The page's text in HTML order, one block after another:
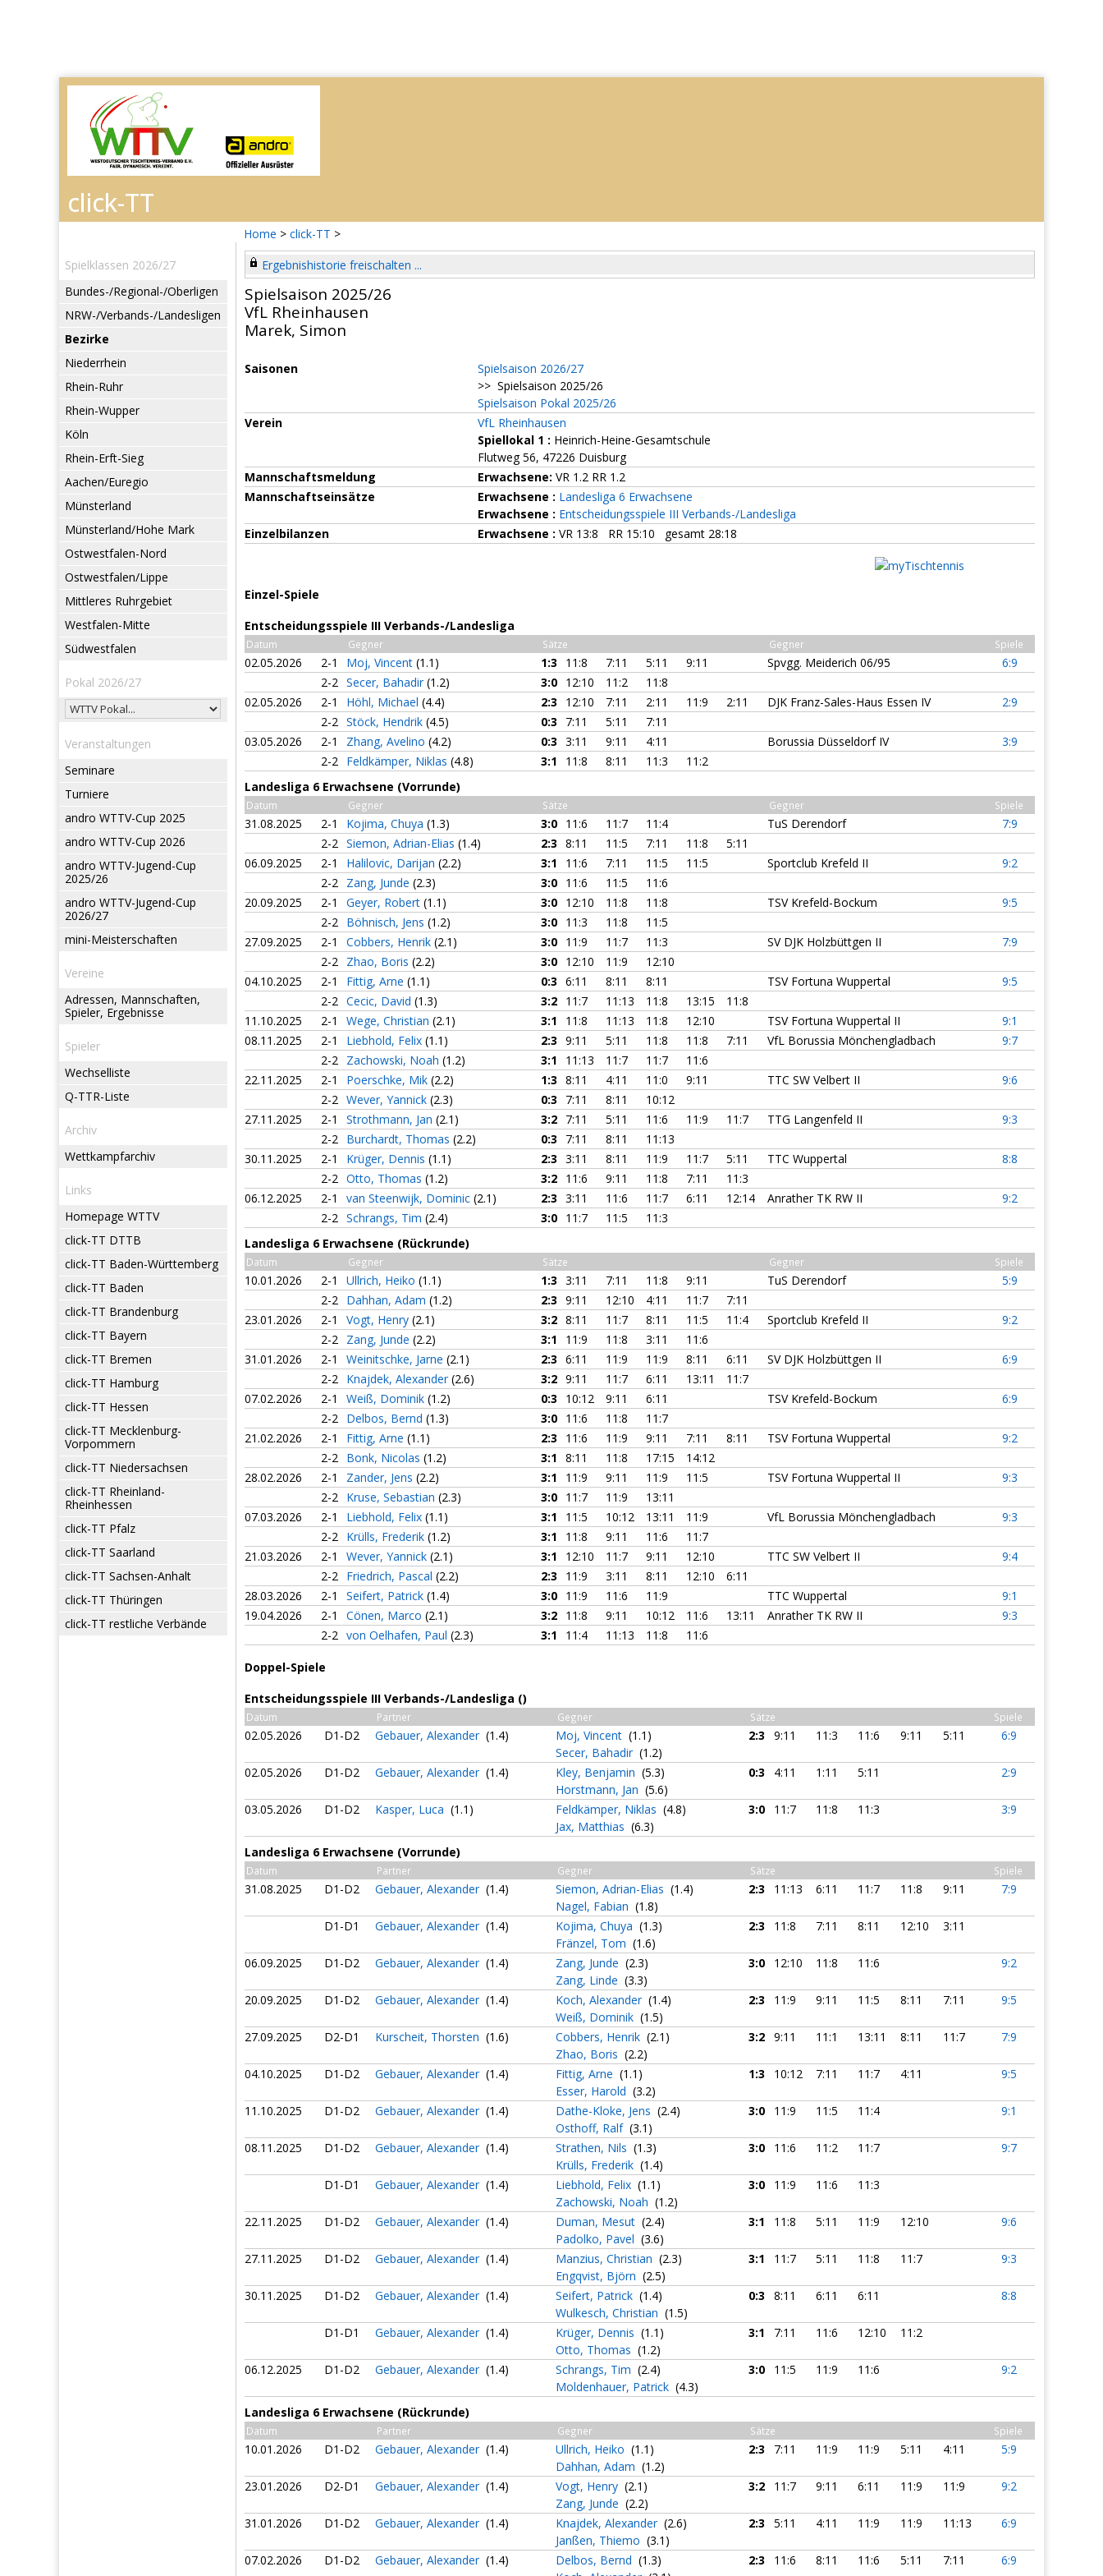
Home > click-TT >
Spielklassen 2026/27
Bundes-/Regional-/Oberligen
NRW-/Verbands-/Landesligen
Bezirke
Niederrhein
Rhein-Ruhr
Rhein-Wupper
Köln
Rhein-Erft-Sieg
Aachen/Euregio
Münsterland
Münsterland/Hohe Mark
Ostwestfalen-Nord
Ostwestfalen/Lippe
Mittleres Ruhrgebiet
Westfalen-Mitte
Südwestfalen
Pokal 2026/27
Veranstaltungen
Seminare
Turniere
andro WTTV-Cup 2025
andro WTTV-Cup 2026
andro WTTV-Jugend-Cup
2025/26
andro WTTV-Jugend-Cup
2026/27
mini-Meisterschaften
Vereine
Adressen, Mannschaften,
Spieler, Ergebnisse
Spieler
Wechselliste
Q-TTR-Liste
Archiv
Wettkampfarchiv
Links
Homepage WTTV
click-TT DTTB
click-TT Baden-Württemberg
click-TT Baden
click-TT Brandenburg
click-TT Bayern
click-TT Bremen
click-TT Hamburg
click-TT Hessen
click-TT Mecklenburg-
Vorpommern
click-TT Niedersachsen
click-TT Rheinland-
Rheinhessen
click-TT Pfalz
click-TT Saarland
click-TT Sachsen-Anhalt
click-TT Thüringen
click-TT restliche Verbände
Ergebnishistorie freischalten ...
Spielsaison 2025/26
VfL Rheinhausen
Marek, Simon
Saisonen
Spielsaison 2026/27
>> Spielsaison 2025/26
Spielsaison Pokal 2025/26
Verein
VfL Rheinhausen
Spiellokal 1 : Heinrich-Heine-Gesamtschule
Flutweg 56, 47226 Duisburg
Mannschaftsmeldung
Erwachsene: VR 1.2 RR 1.2
Mannschaftseinsätze
Erwachsene : Landesliga 6 Erwachsene
Erwachsene : Entscheidungsspiele III Verbands-/Landesliga
Einzelbilanzen
Erwachsene : VR 13:8 RR 15:10 gesamt 28:18
Einzel-Spiele
Entscheidungsspiele III Verbands-/Landesliga
Datum Gegner Sätze Gegner Spiele
02.05.2026 2-1 Moj, Vincent (1.1) 1:3 11:8 7:11 5:11 9:11 Spvgg. Meiderich 06/95
6:9
2-2 Secer, Bahadir (1.2) 3:0 12:10 11:2
11:8
02.05.2026
2-1 Höhl, Michael (4.4) 2:3 12:10 7:11 2:11 11:9 2:11 DJK Franz-Sales-Haus Essen IV
2:9
2-2 Stöck, Hendrik (4.5) 0:3 7:11 5:11
7:11
03.05.2026
2-1 Zhang, Avelino (4.2) 0:3 3:11 9:11 4:11 Borussia Düsseldorf IV
3:9
2-2 Feldkämper, Niklas (4.8) 3:1 11:8 8:11 11:3
11:2
Landesliga 6 Erwachsene (Vorrunde)
Datum Gegner Sätze Gegner Spiele
31.08.2025 2-1 Kojima, Chuya (1.3) 3:0 11:6 11:7 11:4 TuS Derendorf
7:9
2-2 Siemon, Adrian-Elias (1.4) 2:3 8:11 11:5 7:11 11:8
5:11
06.09.2025
2-1 Halilovic, Darijan (2.2) 3:1 11:6 7:11 11:5 11:5 Sportclub Krefeld II
9:2
2-2 Zang, Junde (2.3) 3:0 11:6 11:5
11:6
20.09.2025
2-1 Geyer, Robert (1.1) 3:0 12:10 11:8 11:8 TSV Krefeld-Bockum
9:5
2-2 Böhnisch, Jens (1.2) 3:0 11:3 11:8
11:5
27.09.2025
2-1 Cobbers, Henrik (2.1) 3:0 11:9 11:7 11:3 SV DJK Holzbüttgen II
7:9
2-2 Zhao, Boris (2.2) 3:0 12:10 11:9
12:10
04.10.2025
2-1 Fittig, Arne (1.1) 0:3 6:11 8:11 8:11 TSV Fortuna Wuppertal
9:5
2-2 Cecic, David (1.3) 3:2 11:7 11:13 11:8 13:15
11:8
11.10.2025
2-1 Wege, Christian (2.1) 3:1 11:8 11:13 11:8 12:10 TSV Fortuna Wuppertal II
9:1
08.11.2025
2-1 Liebhold, Felix (1.1) 2:3 9:11 5:11 11:8 11:8 7:11 VfL Borussia Mönchengladbach
9:7
2-2 Zachowski, Noah (1.2) 3:1 11:13 11:7 11:7
11:6
22.11.2025
2-1 Poerschke, Mik (2.2) 1:3 8:11 4:11 11:0 9:11 TTC SW Velbert II
9:6
2-2 Wever, Yannick (2.3) 0:3 7:11 8:11
10:12
27.11.2025
2-1 Strothmann, Jan (2.1) 3:2 7:11 5:11 11:6 11:9 11:7 TTG Langenfeld II
9:3
2-2 Burchardt, Thomas (2.2) 0:3 7:11 8:11
11:13
30.11.2025
2-1 Krüger, Dennis (1.1) 2:3 3:11 8:11 11:9 11:7 5:11 TTC Wuppertal
8:8
2-2 Otto, Thomas (1.2) 3:2 11:6 9:11 11:8 7:11
11:3
06.12.2025
2-1 van Steenwijk, Dominic (2.1) 2:3 3:11 11:6 11:7 6:11 12:14 Anrather TK RW II
9:2
2-2 Schrangs, Tim (2.4) 3:0 11:7 11:5
11:3
Landesliga 6 Erwachsene (Rückrunde)
Datum Gegner Sätze Gegner Spiele
10.01.2026 2-1 Ullrich, Heiko (1.1) 1:3 3:11 7:11 11:8 9:11 TuS Derendorf
5:9
2-2 Dahhan, Adam (1.2) 2:3 9:11 12:10 4:11 11:7
7:11
23.01.2026
2-1 Vogt, Henry (2.1) 3:2 8:11 11:7 8:11 11:5 11:4 Sportclub Krefeld II
9:2
2-2 Zang, Junde (2.2) 3:1 11:9 11:8 3:11
11:6
31.01.2026
2-1 Weinitschke, Jarne (2.1) 2:3 6:11 11:9 11:9 8:11 6:11 SV DJK Holzbüttgen II
6:9
2-2 Knajdek, Alexander (2.6) 3:2 9:11 11:7 6:11 13:11
11:7
07.02.2026
2-1 Weiß, Dominik (1.2) 0:3 10:12 9:11 6:11 TSV Krefeld-Bockum
6:9
2-2 Delbos, Bernd (1.3) 3:0 11:6 11:8
11:7
21.02.2026
2-1 Fittig, Arne (1.1) 2:3 11:6 11:9 9:11 7:11 8:11 TSV Fortuna Wuppertal
9:2
2-2 Bonk, Nicolas (1.2) 3:1 8:11 11:8 17:15
14:12
28.02.2026
2-1 Zander, Jens (2.2) 3:1 11:9 9:11 11:9 11:5 TSV Fortuna Wuppertal II
9:3
2-2 Kruse, Sebastian (2.3) 3:0 11:7 11:9
13:11
07.03.2026
2-1 Liebhold, Felix (1.1) 3:1 11:5 10:12 13:11 11:9 VfL Borussia Mönchengladbach
9:3
2-2 Krülls, Frederik (1.2) 3:1 11:8 9:11 11:6
11:7
21.03.2026
2-1 Wever, Yannick (2.1) 3:1 12:10 11:7 9:11 12:10 TTC SW Velbert II
9:4
2-2 Friedrich, Pascal (2.2) 2:3 11:9 3:11 8:11 12:10
6:11
28.03.2026
2-1 Seifert, Patrick (1.4) 3:0 11:9 11:6 11:9 TTC Wuppertal
9:1
19.04.2026
2-1 Cönen, Marco (2.1) 3:2 11:8 9:11 10:12 11:6 13:11 Anrather TK RW II
9:3
2-2 von Oelhafen, Paul (2.3) 3:1 11:4 11:13 11:8 11:6
Doppel-Spiele
Entscheidungsspiele III Verbands-/Landesliga ()
Datum Partner Gegner Sätze Spiele
02.05.2026 D1-D2 Gebauer, Alexander (1.4) Moj, Vincent (1.1)
Secer, Bahadir (1.2)
2:3 9:11 11:3 11:6 9:11 5:11 6:9
02.05.2026 D1-D2 Gebauer, Alexander (1.4) Kley, Benjamin (5.3)
Horstmann, Jan (5.6)
0:3 4:11 1:11 5:11 2:9
03.05.2026 D1-D2 Kasper, Luca (1.1) Feldkämper, Niklas (4.8)
Jax, Matthias (6.3)
3:0 11:7 11:8 11:3 3:9
Landesliga 6 Erwachsene (Vorrunde)
Datum Partner Gegner Sätze Spiele
31.08.2025 D1-D2 Gebauer, Alexander (1.4) Siemon, Adrian-Elias (1.4)
Nagel, Fabian (1.8)
2:3 11:13 6:11 11:7 11:8 9:11 7:9
D1-D1 Gebauer, Alexander (1.4) Kojima, Chuya (1.3)
Fränzel, Tom (1.6)
2:3 11:8 7:11 8:11 12:10 3:11
06.09.2025 D1-D2 Gebauer, Alexander (1.4) Zang, Junde (2.3)
Zang, Linde (3.3)
3:0 12:10 11:8 11:6 9:2
20.09.2025 D1-D2 Gebauer, Alexander (1.4) Koch, Alexander (1.4)
Weiß, Dominik (1.5)
2:3 11:9 9:11 11:5 8:11 7:11 9:5
27.09.2025 D2-D1 Kurscheit, Thorsten (1.6) Cobbers, Henrik (2.1)
Zhao, Boris (2.2)
3:2 9:11 11:1 13:11 8:11 11:7 7:9
04.10.2025 D1-D2 Gebauer, Alexander (1.4) Fittig, Arne (1.1)
Esser, Harold (3.2)
1:3 10:12 7:11 11:7 4:11 9:5
11.10.2025 D1-D2 Gebauer, Alexander (1.4) Dathe-Kloke, Jens (2.4)
Osthoff, Ralf (3.1)
3:0 11:9 11:5 11:4 9:1
08.11.2025 D1-D2 Gebauer, Alexander (1.4) Strathen, Nils (1.3)
Krülls, Frederik (1.4)
3:0 11:6 11:2 11:7 9:7
D1-D1 Gebauer, Alexander (1.4) Liebhold, Felix (1.1)
Zachowski, Noah (1.2)
3:0 11:9 11:6 11:3
22.11.2025 D1-D2 Gebauer, Alexander (1.4) Duman, Mesut (2.4)
Padolko, Pavel (3.6)
3:1 11:8 5:11 11:9 12:10 9:6
27.11.2025 D1-D2 Gebauer, Alexander (1.4) Manzius, Christian (2.3)
Engqvist, Björn (2.5)
3:1 11:7 5:11 11:8 11:7 9:3
30.11.2025 D1-D2 Gebauer, Alexander (1.4) Seifert, Patrick (1.4)
Wulkesch, Christian (1.5)
0:3 8:11 6:11 6:11 8:8
D1-D1 Gebauer, Alexander (1.4) Krüger, Dennis (1.1)
Otto, Thomas (1.2)
3:1 7:11 11:6 12:10 11:2
06.12.2025 D1-D2 Gebauer, Alexander (1.4) Schrangs, Tim (2.4)
Moldenhauer, Patrick (4.3)
3:0 11:5 11:9 11:6 9:2
Landesliga 6 Erwachsene (Rückrunde)
Datum Partner Gegner Sätze Spiele
10.01.2026 D1-D2 Gebauer, Alexander (1.4) Ullrich, Heiko (1.1)
Dahhan, Adam (1.2)
2:3 7:11 11:9 11:9 5:11 4:11 5:9
23.01.2026 D2-D1 Gebauer, Alexander (1.4) Vogt, Henry (2.1)
Zang, Junde (2.2)
3:2 11:7 9:11 6:11 11:9 11:9 9:2
31.01.2026 D1-D2 Gebauer, Alexander (1.4) Knajdek, Alexander (2.6)
Janßen, Thiemo (3.1)
2:3 5:11 4:11 11:9 11:9 11:13 6:9
07.02.2026 D1-D2 Gebauer, Alexander (1.4) Delbos, Bernd (1.3)
2:3 11:6 8:11 11:6 5:11 7:11 6:9